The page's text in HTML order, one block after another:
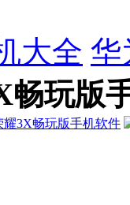
大全 华
畅玩版